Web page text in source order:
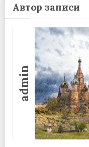
Автор записи
admin